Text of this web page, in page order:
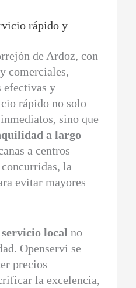
rápido y
de Ardoz, con
comerciales,
efectivas y
rápido no solo
sino que
a largo
a centros
la
evitar mayores
local no
Openservi se
precios
la excelencia,